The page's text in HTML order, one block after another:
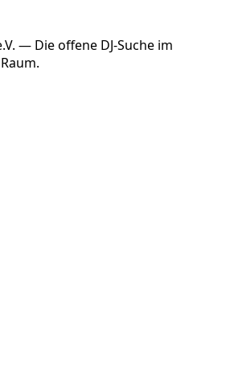
— Die offene DJ-Suche im